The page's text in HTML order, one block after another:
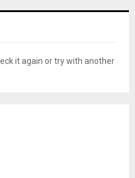
it again or try with another